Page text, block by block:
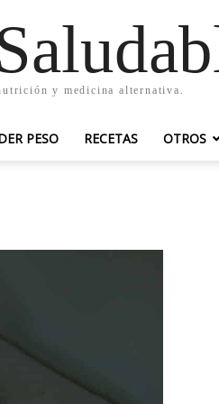
y medicina alternativa.
PESO RECETAS OTROS